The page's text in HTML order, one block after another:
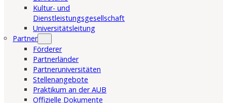
Kultur- und
Dienstleistungsgesellschaft
Universitätsleitung
Partner
Förderer
Partnerländer
Partneruniversitäten
Stellenangebote
Praktikum an der AUB
Offizielle Dokumente